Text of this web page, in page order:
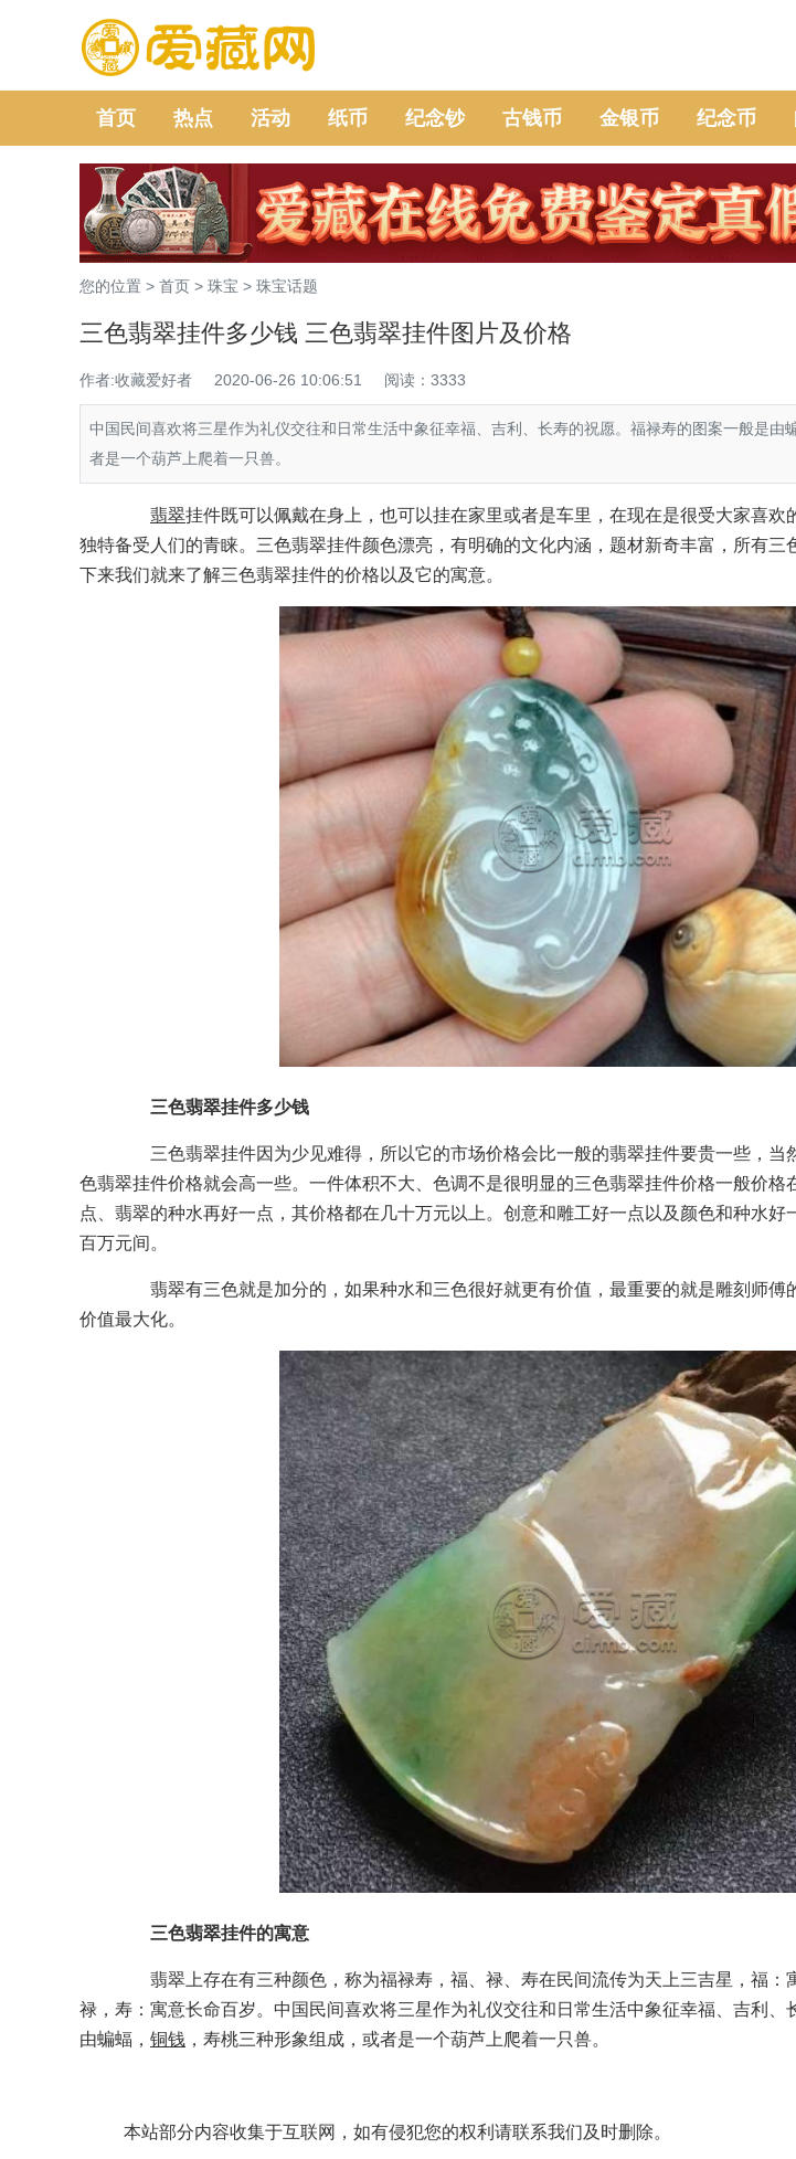
首页 热点 活动 纸币 纪念钞 古钱币 金银币 纪念币
您的位置 > 首页 > 珠宝 > 珠宝话题
三色翡翠挂件多少钱 三色翡翠挂件图片及价格
作者:收藏爱好者 2020-06-26 10:06:51 阅读：3333
中国民间喜欢将三星作为礼仪交往和日常生活中象征幸福、吉利、长寿的祝愿。福禄寿的图案一般是由
者是一个葫芦上爬着一只兽。
翡翠挂件既可以佩戴在身上，也可以挂在家里或者是车里，在现在是很受大家喜欢
独特备受人们的青睐。三色翡翠挂件颜色漂亮，有明确的文化内涵，题材新奇丰富，所有三
下来我们就来了解三色翡翠挂件的价格以及它的寓意。
三色翡翠挂件多少钱
三色翡翠挂件因为少见难得，所以它的市场价格会比一般的翡翠挂件要贵一些，当
色翡翠挂件价格就会高一些。一件体积不大、色调不是很明显的三色翡翠挂件价格一般价格
点、翡翠的种水再好一点，其价格都在几十万元以上。创意和雕工好一点以及颜色和种水好
百万元间。
翡翠有三色就是加分的，如果种水和三色很好就更有价值，最重要的就是雕刻师傅
价值最大化。
三色翡翠挂件的寓意
翡翠上存在有三种颜色，称为福禄寿，福、禄、寿在民间流传为天上三吉星，福：
禄，寿：寓意长命百岁。中国民间喜欢将三星作为礼仪交往和日常生活中象征幸福、吉利、
由蝙蝠， 铜钱 ，寿桃三种形象组成，或者是一个葫芦上爬着一只兽。
本站部分内容收集于互联网，如有侵犯您的权利请联系我们及时删除。